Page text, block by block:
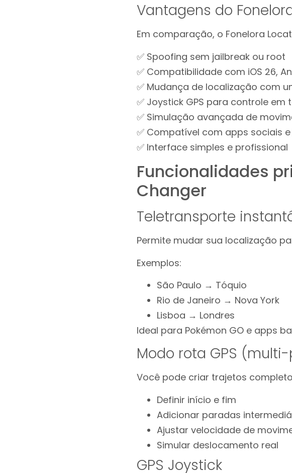
Vantagens do
Em comparação, o Fonelora
✅ Spoofing sem jailbreak ou root
✅ Compatibilidade com iOS 26,
✅ Mudança de localização com
✅ Joystick GPS para controle em
✅ Simulação avançada de
✅ Compatível com apps sociais e
✅ Interface simples e profissional
Funcionalidades
Changer
Teletransporte
Permite mudar sua localização
Exemplos:
São Paulo → Tóquio
Rio de Janeiro → Nova York
Lisboa → Londres
Ideal para Pokémon GO e apps
Modo rota GPS
Você pode criar trajetos
Definir início e fim
Adicionar paradas
Ajustar velocidade de
Simular deslocamento real
GPS Joystick